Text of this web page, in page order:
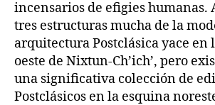
incensarios de efigies humanas.
tres estructuras mucha de la
arquitectura Postclásica yace
oeste de Nixtun-Ch’ich’, pero
una significativa colección de
Postclásicos en la esquina